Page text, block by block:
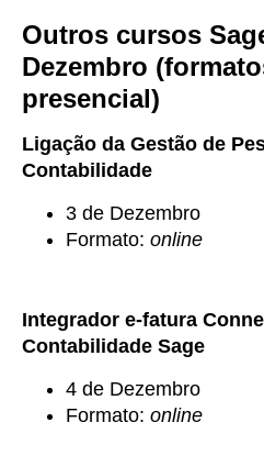
Outros cursos
Dezembro
presencial)
Ligação da Gestão de
Contabilidade
3 de Dezembro
Formato: online
Integrador e-fatura
Contabilidade Sage
4 de Dezembro
Formato: online